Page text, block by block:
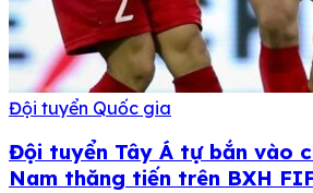
Đội tuyển Quốc gia
Đội tuyển Tây Á tự bắn vào
Nam thăng tiến trên BXH